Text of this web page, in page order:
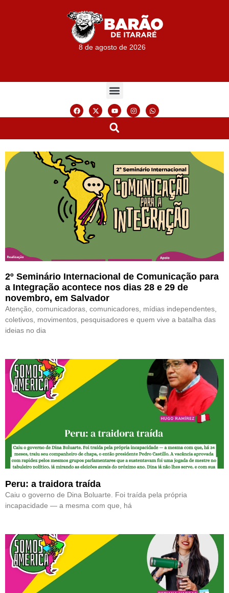
8 de agosto de 2026
2º Seminário Internacional de Comunicação para
a Integração acontece nos dias 28 e 29 de
novembro, em Salvador
Atenção, comunicadoras, comunicadores, mídias independentes,
coletivos, movimentos, pesquisadores e quem vive a batalha das
ideias no dia
Peru: a traidora traída
Caiu o governo de Dina Boluarte. Foi traída pela própria
incapacidade — a mesma com que, há